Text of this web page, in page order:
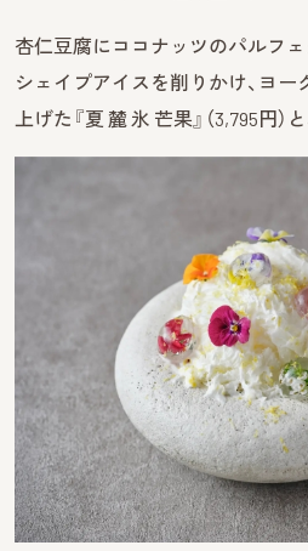
杏仁豆腐にココナッツのパルフ
シェイプアイスを削りかけ、ヨ
上げた『夏 麓 氷 芒果』（3,795円）と